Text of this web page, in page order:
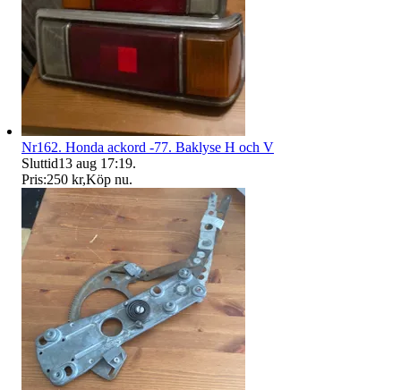
Nr162. Honda ackord -77. Baklyse H och V
Sluttid13 aug 17:19.
Pris:250 kr,Köp nu.